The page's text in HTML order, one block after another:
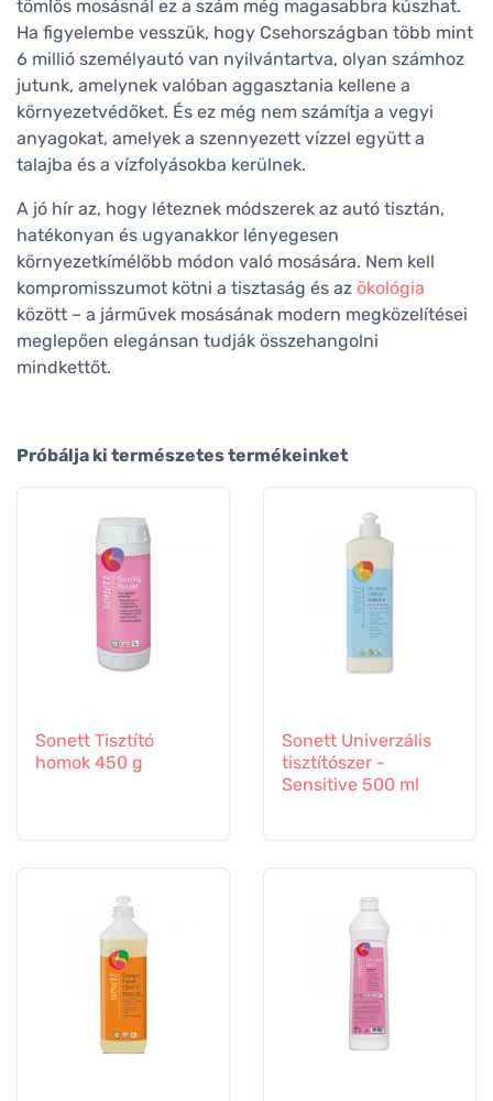
tömlős mosásnál ez a szám még magasabbra kúszhat.
Ha figyelembe vesszük, hogy Csehországban több mint
6 millió személyautó van nyilvántartva, olyan számhoz
jutunk, amelynek valóban aggasztania kellene a
környezetvédőket. És ez még nem számítja a vegyi
anyagokat, amelyek a szennyezett vízzel együtt a
talajba és a vízfolyásokba kerülnek.
A jó hír az, hogy léteznek módszerek az autó tisztán,
hatékonyan és ugyanakkor lényegesen
környezetkímélőbb módon való mosására. Nem kell
kompromisszumot kötni a tisztaság és az ökológia
között – a járművek mosásának modern megközelítései
meglepően elegánsan tudják összehangolni
mindkettőt.
Próbálja ki természetes termékeinket
Sonett Tisztító
homok 450 g
Sonett Univerzális
tisztítószer -
Sensitive 500 ml